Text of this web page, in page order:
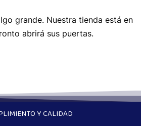
grande. Nuestra tienda está en
abrirá sus puertas.
Y CALIDAD